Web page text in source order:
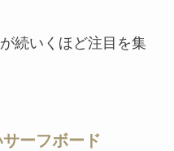
続いくほど注目を集
ーフボード